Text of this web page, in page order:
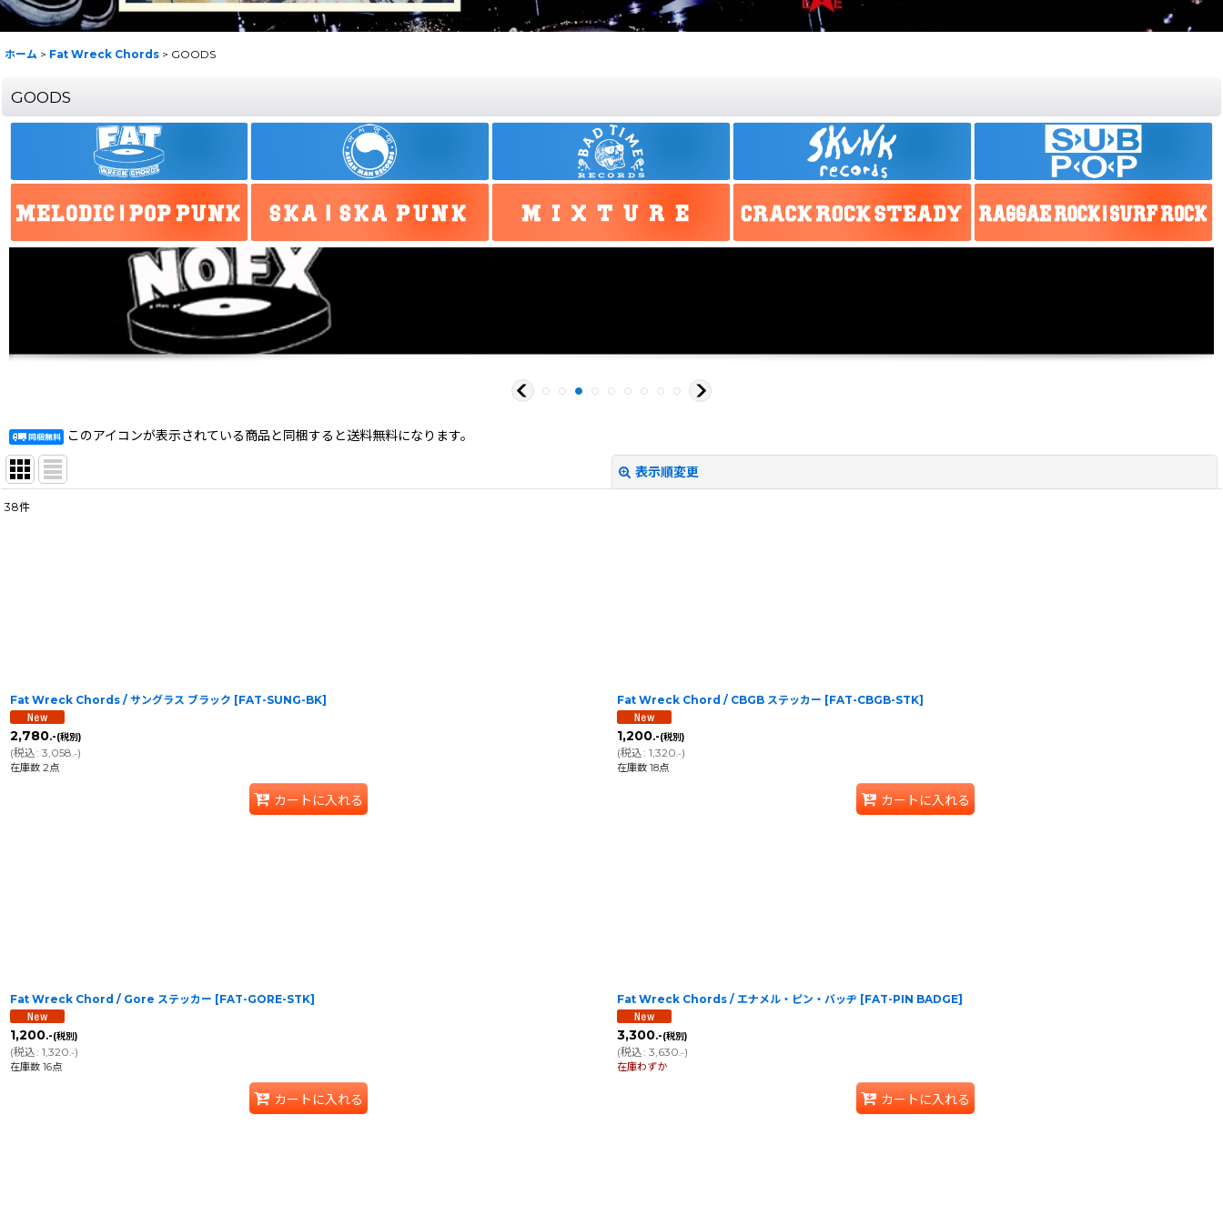
ホーム > Fat Wreck Chords > GOODS
GOODS
このアイコンが表示されている商品と同梱すると送料無料になります。
表示順変更
38件
Fat Wreck Chords / サングラス ブラック [FAT-SUNG-BK]
2,780.-(税別)
(税込: 3,058.-)
在庫数 2点
カートに入れる
Fat Wreck Chord / CBGB ステッカー [FAT-CBGB-STK]
1,200.-(税別)
(税込: 1,320.-)
在庫数 18点
カートに入れる
Fat Wreck Chord / Gore ステッカー [FAT-GORE-STK]
1,200.-(税別)
(税込: 1,320.-)
在庫数 16点
カートに入れる
Fat Wreck Chords / エナメル・ピン・バッヂ [FAT-PIN BADGE]
3,300.-(税別)
(税込: 3,630.-)
在庫わずか
カートに入れる